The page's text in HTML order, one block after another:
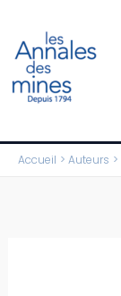
contenu
Accueil Auteurs